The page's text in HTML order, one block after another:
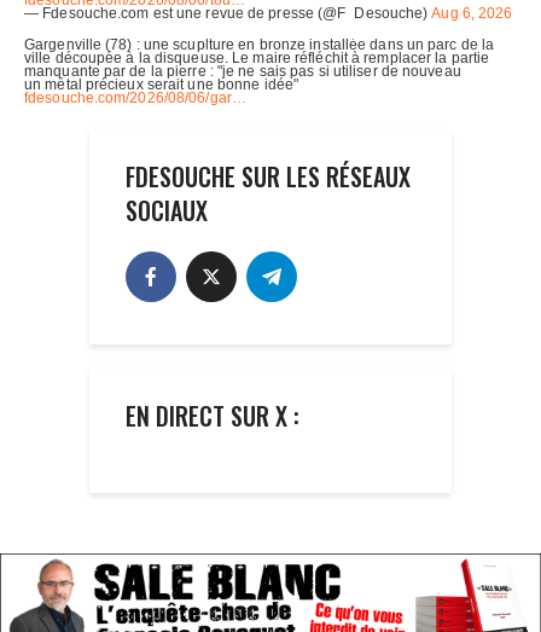
FDESOUCHE SUR LES RÉSEAUX
SOCIAUX
EN DIRECT SUR X :